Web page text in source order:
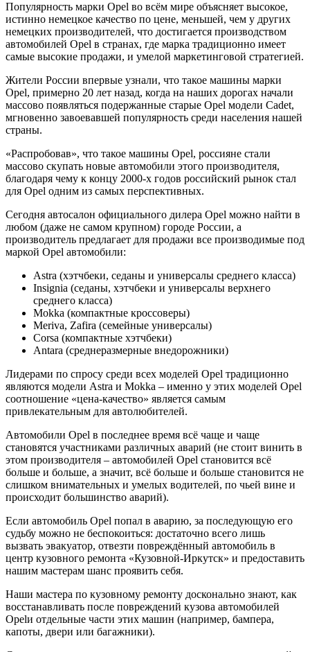
Популярность марки Opel во всём мире объясняет высокое,
истинно немецкое качество по цене, меньшей, чем у других
немецких производителей, что достигается производством
автомобилей Opel в странах, где марка традиционно имеет
самые высокие продажи, и умелой маркетинговой стратегией.
Жители России впервые узнали, что такое машины марки
Opel, примерно 20 лет назад, когда на наших дорогах начали
массово появляться подержанные старые Opel модели Cadet,
мгновенно завоевавшей популярность среди населения нашей
страны.
«Распробовав», что такое машины Opel, россияне стали
массово скупать новые автомобили этого производителя,
благодаря чему к концу 2000-х годов российский рынок стал
для Opel одним из самых перспективных.
Сегодня автосалон официального дилера Opel можно найти в
любом (даже не самом крупном) городе России, а
производитель предлагает для продажи все производимые под
маркой Opel автомобили:
Astra (хэтчбеки, седаны и универсалы среднего класса)
Insignia (седаны, хэтчбеки и универсалы верхнего
среднего класса)
Mokka (компактные кроссоверы)
Meriva, Zafira (семейные универсалы)
Corsa (компактные хэтчбеки)
Antara (среднеразмерные внедорожники)
Лидерами по спросу среди всех моделей Opel традиционно
являются модели Astra и Mokka – именно у этих моделей Opel
соотношение «цена-качество» является самым
привлекательным для автолюбителей.
Автомобили Opel в последнее время всё чаще и чаще
становятся участниками различных аварий (не стоит винить в
этом производителя – автомобилей Opel становится всё
больше и больше, а значит, всё больше и больше становится не
слишком внимательных и умелых водителей, по чьей вине и
происходит большинство аварий).
Если автомобиль Opel попал в аварию, за последующую его
судьбу можно не беспокоиться: достаточно всего лишь
вызвать эвакуатор, отвезти повреждённый автомобиль в
центр кузовного ремонта «Кузовной-Иркутск» и предоставить
нашим мастерам шанс проявить себя.
Наши мастера по кузовному ремонту досконально знают, как
восстанавливать после повреждений кузова автомобилей
Opelи отдельные части этих машин (например, бампера,
капоты, двери или багажники).